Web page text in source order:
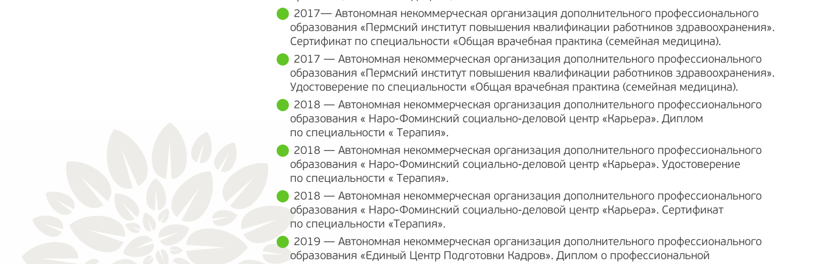
2017— Автономная некоммерческая организация дополнительного профессионального
образования «Пермский институт повышения квалификации работников здравоохранения».
Сертификат по специальности «Общая врачебная практика (семейная медицина).
2017 — Автономная некоммерческая организация дополнительного профессионального
образования «Пермский институт повышения квалификации работников здравоохранения».
Удостоверение по специальности «Общая врачебная практика (семейная медицина).
2018 — Автономная некоммерческая организация дополнительного профессионального
образования « Наро-Фоминский социально-деловой центр «Карьера». Диплом
по специальности « Терапия».
2018 — Автономная некоммерческая организация дополнительного профессионального
образования « Наро-Фоминский социально-деловой центр «Карьера». Удостоверение
по специальности « Терапия».
2018 — Автономная некоммерческая организация дополнительного профессионального
образования « Наро-Фоминский социально-деловой центр «Карьера». Сертификат
по специальности «Терапия».
2019 — Автономная некоммерческая организация дополнительного профессионального
образования «Единый Центр Подготовки Кадров». Диплом о профессиональной